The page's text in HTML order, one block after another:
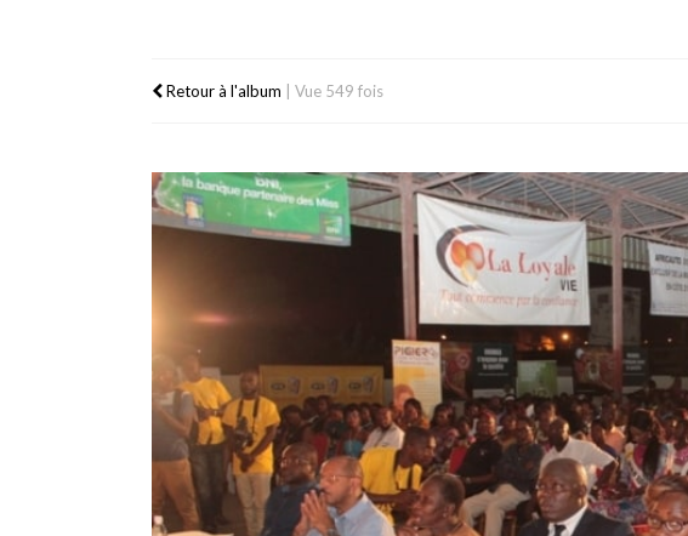
Retour à l'album Vue 549 fois